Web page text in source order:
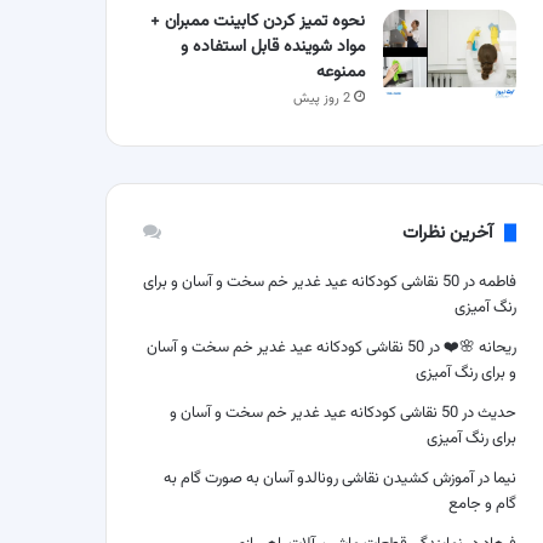
نحوه تمیز کردن کابینت ممبران +
مواد شوینده قابل استفاده و
ممنوعه
2 روز پیش
آخرین نظرات
فاطمهدر
50 نقاشی کودکانه عید غدیر خم سخت و آسان و برای
رنگ آمیزی
ریحانه 🌸❤️در
50 نقاشی کودکانه عید غدیر خم سخت و آسان
و برای رنگ آمیزی
حدیثدر
50 نقاشی کودکانه عید غدیر خم سخت و آسان و
برای رنگ آمیزی
نیما درآموزش کشیدن نقاشی رونالدو آسان به صورت گام به
گام و جامع